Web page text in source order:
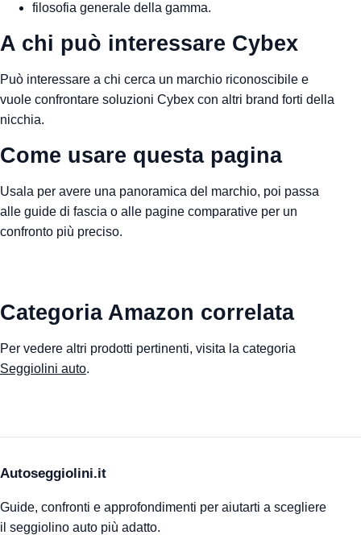
filosofia generale della gamma.
A chi può interessare Cybex
Può interessare a chi cerca un marchio riconoscibile e
vuole confrontare soluzioni Cybex con altri brand forti della
nicchia.
Come usare questa pagina
Usala per avere una panoramica del marchio, poi passa
alle guide di fascia o alle pagine comparative per un
confronto più preciso.
Categoria Amazon correlata
Per vedere altri prodotti pertinenti, visita la categoria
Seggiolini auto.
Autoseggiolini.it
Guide, confronti e approfondimenti per aiutarti a scegliere
il seggiolino auto più adatto.